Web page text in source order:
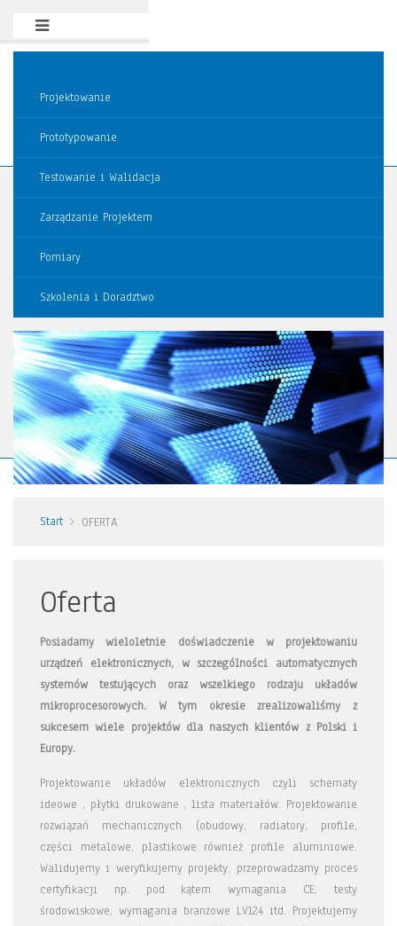
Projektowanie
Prototypowanie
Testowanie i Walidacja
Zarządzanie Projektem
Pomiary
Szkolenia i Doradztwo
Start OFERTA
Oferta
Posiadamy wieloletnie doświadczenie w projektowaniu
urządzeń elektronicznych, w szczególności automatycznych
systemów testujących oraz wszelkiego rodzaju układów
mikroprocesorowych. W tym okresie zrealizowaliśmy z
sukcesem wiele projektów dla naszych klientów z Polski i
Europy.
Projektowanie układów elektronicznych czyli schematy
ideowe , płytki drukowane , lista materiałów. Projektowanie
rozwiązań mechanicznych (obudowy, radiatory, profile,
części metalowe, plastikowe również profile aluminiowe.
Walidujemy i weryfikujemy projekty, przeprowadzamy proces
certyfikacji np. pod kątem wymagania CE, testy
środowiskowe, wymagania branżowe LV124 itd. Projektujemy